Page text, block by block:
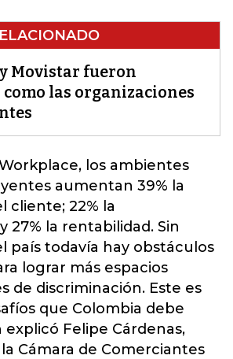
y Movistar fueron
las organizaciones
los ambientes
aumentan 39% la
cliente; 22% la
27% la rentabilidad. Sin
país todavía hay obstáculos
lograr más espacios
de discriminación. Este es
que Colombia debe
Felipe Cárdenas,
Cámara de Comerciantes